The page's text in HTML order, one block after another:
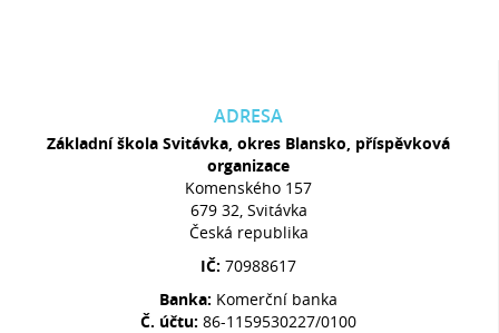
ADRESA
Základní škola Svitávka, okres Blansko, příspěvková
organizace
Komenského 157
679 32, Svitávka
Česká republika
IČ:70988617
Banka: Komerční banka
Č. účtu:86-1159530227/0100